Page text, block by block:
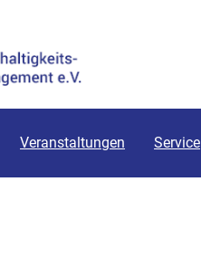
Veranstaltungen Service